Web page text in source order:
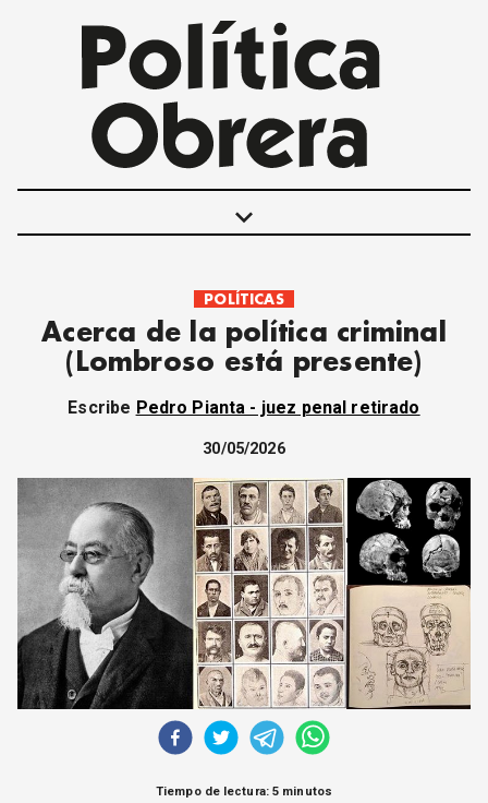
keyboard_arrow_down
POLÍTICAS
INTERNACIONALES
MOVIMIENTO OBRERO
ECONOMÍA
SOCIEDAD Y CULTURA
JUVENTUD
CORREO DE LECTORES
DEBATE
ARCHIVO
DECLARACIONES
OPINIÓN
ALTAMIRA RESPONDE
Política Obrera Revista
CONTACTO
POLÍTICAS
Acerca de la política criminal
(Lombroso está presente)
Escribe Pedro Pianta - juez penal retirado
30/05/2026
Tiempo de lectura: 5 minutos